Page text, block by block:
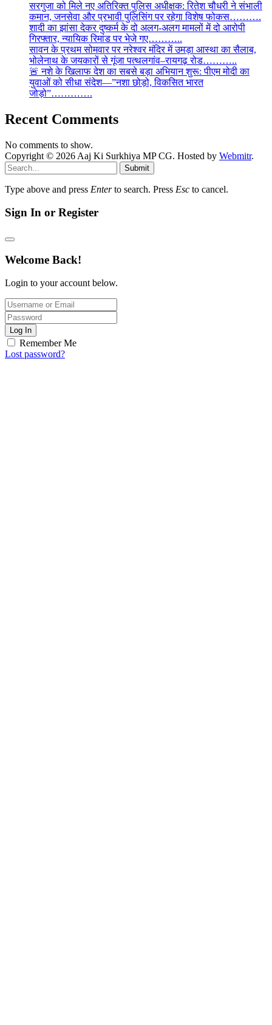
सरगुजा को मिले नए अतिरिक्त पुलिस अधीक्षक: रितेश चौधरी ने संभाली
कमान, जनसेवा और प्रभावी पुलिसिंग पर रहेगा विशेष फोकस……….
शादी का झांसा देकर दुष्कर्म के दो अलग-अलग मामलों में दो आरोपी
गिरफ्तार, न्यायिक रिमांड पर भेजे गए………..
सावन के प्रथम सोमवार पर नरेश्वर मंदिर में उमड़ा आस्था का सैलाब,
भोलेनाथ के जयकारों से गूंजा पत्थलगांव–रायगढ़ रोड………..
🚨 नशे के खिलाफ देश का सबसे बड़ा अभियान शुरू: पीएम मोदी का
युवाओं को सीधा संदेश—”नशा छोड़ो, विकसित भारत
जोड़ो”………….
Recent Comments
No comments to show.
Copyright © 2026 Aaj Ki Surkhiya MP CG. Hosted by Webmitr.
Submit
Type above and press Enterto search. Press Esc to cancel.
Sign In or Register
Welcome Back!
Login to your account below.
Log In
Remember Me
Lost password?